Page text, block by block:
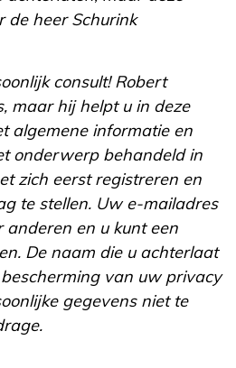
de heer Schurink
consult! Robert
maar hij helpt u in deze
algemene informatie en
onderwerp behandeld in
zich eerst registreren en
te stellen. Uw e-mailadres
en u kunt een
De naam die u achterlaat
van uw privacy
gegevens niet te